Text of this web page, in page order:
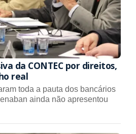
da CONTEC por direitos,
real
toda a pauta dos bancários
ainda não apresentou